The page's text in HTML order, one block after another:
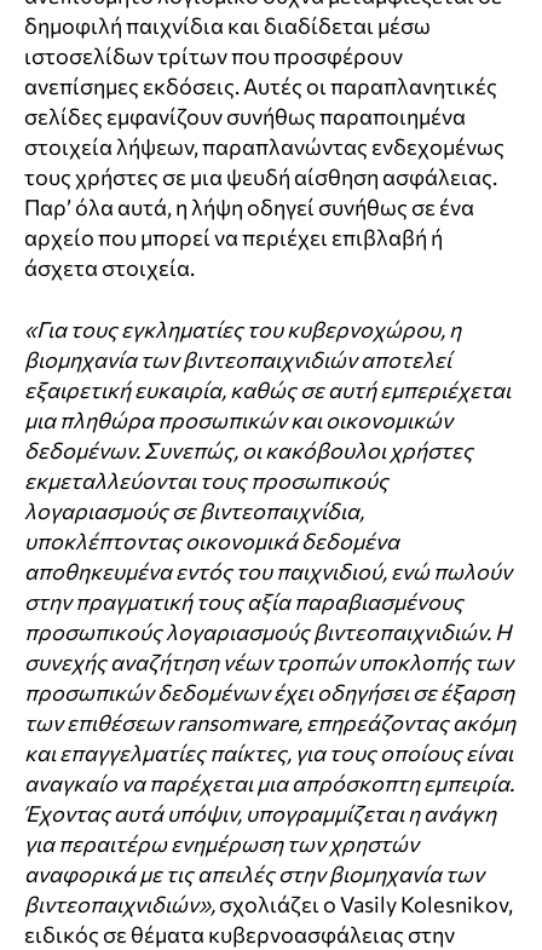
δημοφιλή παιχνίδια και διαδίδεται μέσω
ιστοσελίδων τρίτων που προσφέρουν
ανεπίσημες εκδόσεις. Αυτές οι παραπλανητικές
σελίδες εμφανίζουν συνήθως παραποιημένα
στοιχεία λήψεων, παραπλανώντας ενδεχομένως
τους χρήστες σε μια ψευδή αίσθηση ασφάλειας.
Παρ’ όλα αυτά, η λήψη οδηγεί συνήθως σε ένα
αρχείο που μπορεί να περιέχει επιβλαβή ή
άσχετα στοιχεία.
«Για τους εγκληματίες του κυβερνοχώρου, η
βιομηχανία των βιντεοπαιχνιδιών αποτελεί
εξαιρετική ευκαιρία, καθώς σε αυτή εμπεριέχεται
μια πληθώρα προσωπικών και οικονομικών
δεδομένων. Συνεπώς, οι κακόβουλοι χρήστες
εκμεταλλεύονται τους προσωπικούς
λογαριασμούς σε βιντεοπαιχνίδια,
υποκλέπτοντας οικονομικά δεδομένα
αποθηκευμένα εντός του παιχνιδιού, ενώ πωλούν
στην πραγματική τους αξία παραβιασμένους
προσωπικούς λογαριασμούς βιντεοπαιχνιδιών. Η
συνεχής αναζήτηση νέων τροπών υποκλοπής των
προσωπικών δεδομένων έχει οδηγήσει σε έξαρση
των επιθέσεων ransomware, επηρεάζοντας ακόμη
και επαγγελματίες παίκτες, για τους οποίους είναι
αναγκαίο να παρέχεται μια απρόσκοπτη εμπειρία.
Έχοντας αυτά υπόψιν, υπογραμμίζεται η ανάγκη
για περαιτέρω ενημέρωση των χρηστών
αναφορικά με τις απειλές στην βιομηχανία των
βιντεοπαιχνιδιών»,σχολιάζει ο Vasily Kolesnikov,
ειδικός σε θέματα κυβερνοασφάλειας στην